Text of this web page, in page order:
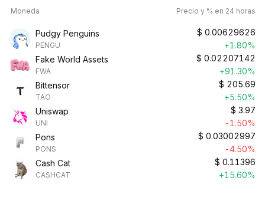
Moneda Precio y % en 24 horas
Pudgy Penguins
PENGU
$ 0.00629626
+1.80%
Fake World Assets
FWA
$ 0.02207142
+91.30%
Bittensor
TAO
$ 205.69
+5.50%
Uniswap
UNI
$ 3.97
-1.50%
Pons
PONS
$ 0.03002997
-4.50%
Cash Cat
CASHCAT
$ 0.11396
+15.60%